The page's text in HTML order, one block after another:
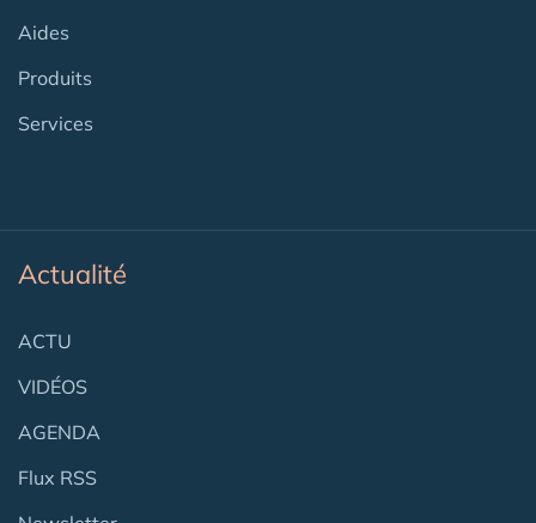
Aides
Produits
Services
Actualité
ACTU
VIDÉOS
AGENDA
Flux RSS